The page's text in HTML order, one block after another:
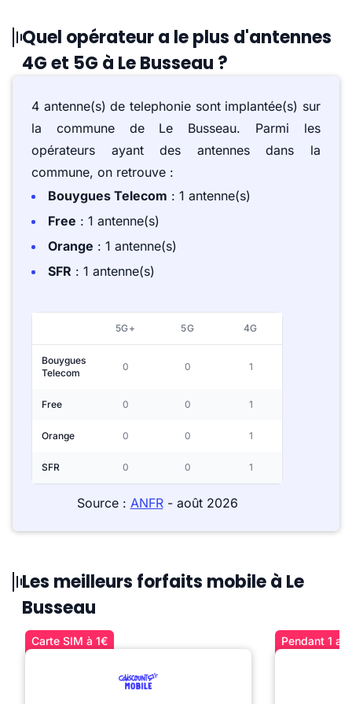
Quel opérateur a le plus d'antennes
4G et 5G à Le Busseau ?
4 antenne(s) de telephonie sont implantée(s) sur
la commune de Le Busseau. Parmi les
opérateurs ayant des antennes dans la
commune, on retrouve :
Bouygues Telecom : 1 antenne(s)
Free : 1 antenne(s)
Orange : 1 antenne(s)
SFR : 1 antenne(s)
5G+ 5G 4G
Bouygues
Telecom
0 0 1
Free 0 0 1
Orange 0 0 1
SFR 0 0 1
Source : ANFR- août 2026
Les meilleurs forfaits mobile à Le
Busseau
Carte SIM à 1€ Pendant 1